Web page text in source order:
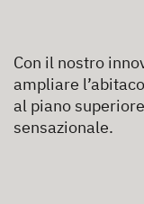
Con il nostro
ampliare
al piano
sensazionale.